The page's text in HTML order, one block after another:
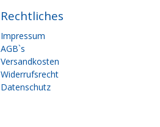
Rechtliches
Navigation
überspringen
Impressum
AGB`s
Versandkosten
Widerrufsrecht
Datenschutz